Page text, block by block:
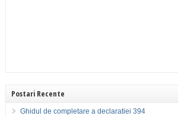
Postari Recente
Ghidul de completare a declaratiei 394